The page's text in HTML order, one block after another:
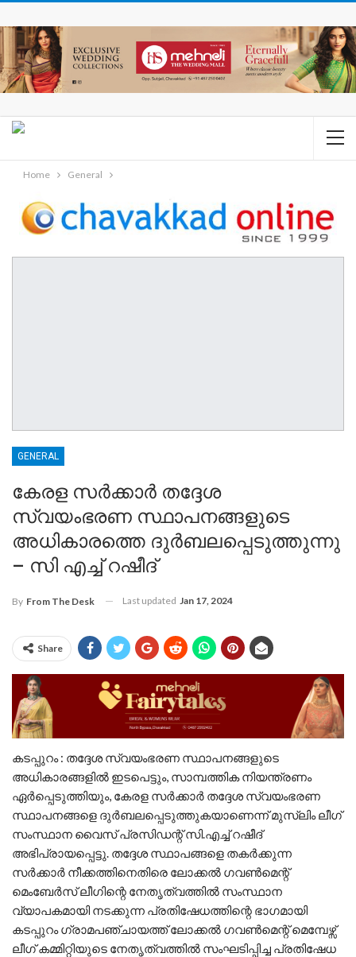
Home General
GENERAL
കേരള സർക്കാർ തദ്ദേശ
സ്വയംഭരണ സ്ഥാപനങ്ങളുടെ
അധികാരത്തെ ദുർബലപ്പെടുത്തുന്നു
– സി എച്ച് റഷീദ്
By From The Desk Last updated Jan 17, 2024
Share
കടപ്പുറം : തദ്ദേശ സ്വയംഭരണ സ്ഥാപനങ്ങളുടെ
അധികാരങ്ങളിൽ ഇടപെട്ടും, സാമ്പത്തിക നിയന്ത്രണം
ഏർപ്പെടുത്തിയും, കേരള സർക്കാർ തദ്ദേശ സ്വയംഭരണ
സ്ഥാപനങ്ങളെ ദുർബലപ്പെടുത്തുകയാണെന്ന് മുസ്‌ലിം ലീഗ്
സംസ്ഥാന വൈസ് പ്രസിഡന്റ് സി.എച്ച് റഷീദ്
അഭിപ്രായപ്പെട്ടു. തദ്ദേശ സ്ഥാപങ്ങളെ തകർക്കുന്ന
സർക്കാർ നീക്കത്തിനെതിരെ ലോക്കൽ ഗവൺമെന്റ്
മെംബേർസ് ലീഗിന്റെ നേതൃത്വത്തിൽ സംസ്ഥാന
വ്യാപകമായി നടക്കുന്ന പ്രതിഷേധത്തിന്റെ ഭാഗമായി
കടപ്പുറം ഗ്രാമപഞ്ചായത്ത് ലോക്കൽ ഗവൺമെന്റ് മെമ്പേഴ്സ്
ലീഗ് കമ്മിറ്റിയുടെ നേതൃത്വത്തിൽ സംഘടിപ്പിച്ച പ്രതിഷേധ